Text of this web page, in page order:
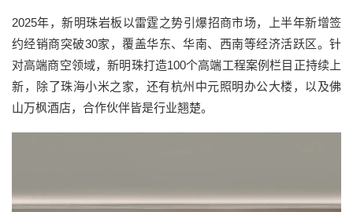
2025年，新明珠岩板以雷霆之势引爆招商市场，上半年新增签
约经销商突破30家，覆盖华东、华南、西南等经济活跃区。针
对高端商空领域，新明珠打造100个高端工程案例栏目正持续上
新，除了珠海小米之家，还有杭州中元照明办公大楼，以及佛
山万枫酒店，合作伙伴皆是行业翘楚。